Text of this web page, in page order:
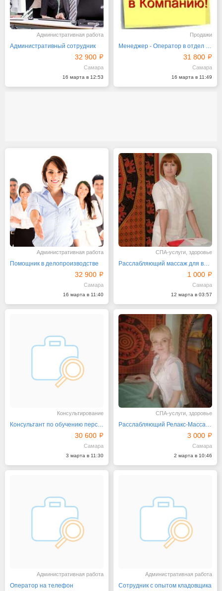
Административная работа
Административный сотрудник
32 900
Самара
16 марта в 12:53
Продажи
Менеджер - Оператор в отдел продаж
31 800
Самара
16 марта в 11:49
Административная работа
Помощник в делопроизводстве
32 900
Самара
16 марта в 11:40
СПА-услуги, здоровье
Расслабляющий массаж для восстановления сил
1 000
Самара
12 марта в 03:57
Консультирование
Консультант по обучению персонала
30 600
Самара
3 марта в 11:30
СПА-услуги, здоровье
Расслабляющий Релакс-Массаж Дорого. Круто
3 000
Самара
2 марта в 10:46
Административная работа
Оператор на телефон
Административная работа
Сотрудник с опытом кладовщика